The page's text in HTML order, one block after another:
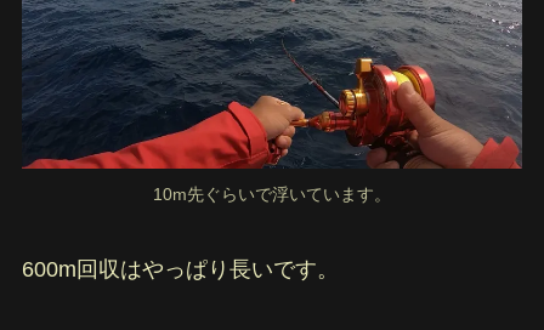
10m先ぐらいで浮いています。
600m回収はやっぱり長いです。